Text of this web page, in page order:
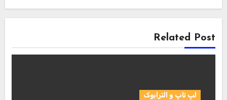
Related Post
لپ تاپ و الترابوک